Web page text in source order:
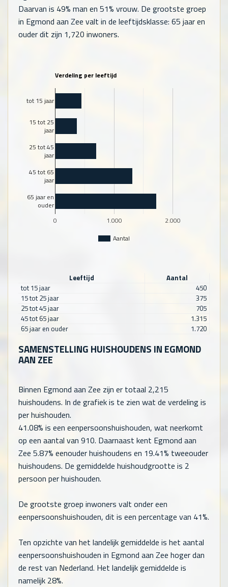
Daarvan is 49% man en 51% vrouw. De grootste groep
in Egmond aan Zee valt in de leeftijdsklasse: 65 jaar en
ouder dit zijn 1,720 inwoners.
Verdeling per leeftijd
Aantal
0 1.000 2.000
tot 15 jaar
15 tot 25
jaar
25 tot 45
jaar
45 tot 65
jaar
65 jaar en
ouder
Leeftijd
Aantal
tot 15 jaar
450
15 tot 25 jaar
375
25 tot 45 jaar
705
45 tot 65 jaar
1.315
65 jaar en ouder
1.720
SAMENSTELLING HUISHOUDENS IN EGMOND
AAN ZEE
Binnen Egmond aan Zee zijn er totaal 2,215
huishoudens. In de grafiek is te zien wat de verdeling is
per huishouden.
41.08% is een eenpersoonshuishouden, wat neerkomt
op een aantal van 910. Daarnaast kent Egmond aan
Zee 5.87% eenouder huishoudens en 19.41% tweeouder
huishoudens. De gemiddelde huishoudgrootte is 2
persoon per huishouden.
De grootste groep inwoners valt onder een
eenpersoonshuishouden, dit is een percentage van 41%.
Ten opzichte van het landelijk gemiddelde is het aantal
eenpersoonshuishouden in Egmond aan Zee hoger dan
de rest van Nederland. Het landelijk gemiddelde is
namelijk 28%.